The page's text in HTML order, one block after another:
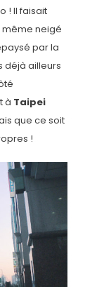
! Il faisait
même neigé
par la
déjà ailleurs
à Taipei
que ce soit
!